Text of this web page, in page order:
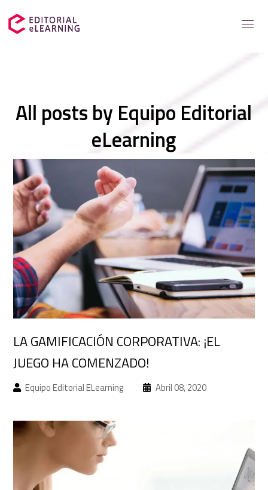
Soluciones para
Catálogo
Recursos elearning
Sobre nosotros
Contacto
Acceso a campus
All posts by Equipo Editorial
eLearning
LA GAMIFICACIÓN CORPORATIVA: ¡EL
JUEGO HA COMENZADO!
Equipo Editorial ELearning Abril 08, 2020